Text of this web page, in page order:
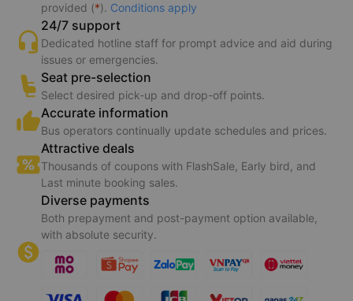
provided (*). Conditions apply
24/7 support
Dedicated hotline staff for prompt advice and aid during
issues or emergencies.
Seat pre-selection
Select desired pick-up and drop-off points.
Accurate information
Bus operators continually update schedules and prices.
Attractive deals
Thousands of coupons with FlashSale, Early bird, and
Last minute booking sales.
Diverse payments
Both prepayment and post-payment option available,
with absolute security.